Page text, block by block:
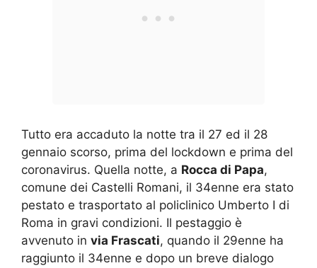
Tutto era accaduto la notte tra il 27 ed il 28
gennaio scorso, prima del lockdown e prima del
coronavirus. Quella notte, a Rocca di Papa,
comune dei Castelli Romani, il 34enne era stato
pestato e trasportato al policlinico Umberto I di
Roma in gravi condizioni. Il pestaggio è
avvenuto in via Frascati, quando il 29enne ha
raggiunto il 34enne e dopo un breve dialogo